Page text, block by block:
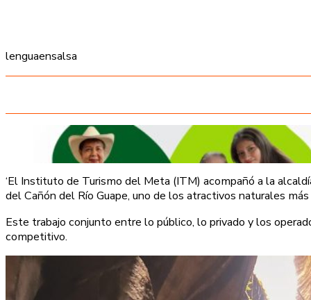
lenguaensalsa
‘El Instituto de Turismo del Meta (ITM) acompañó a la
del Cañón del Río Guape, uno de los atractivos naturales
Este trabajo conjunto entre lo público, lo privado y los
competitivo.